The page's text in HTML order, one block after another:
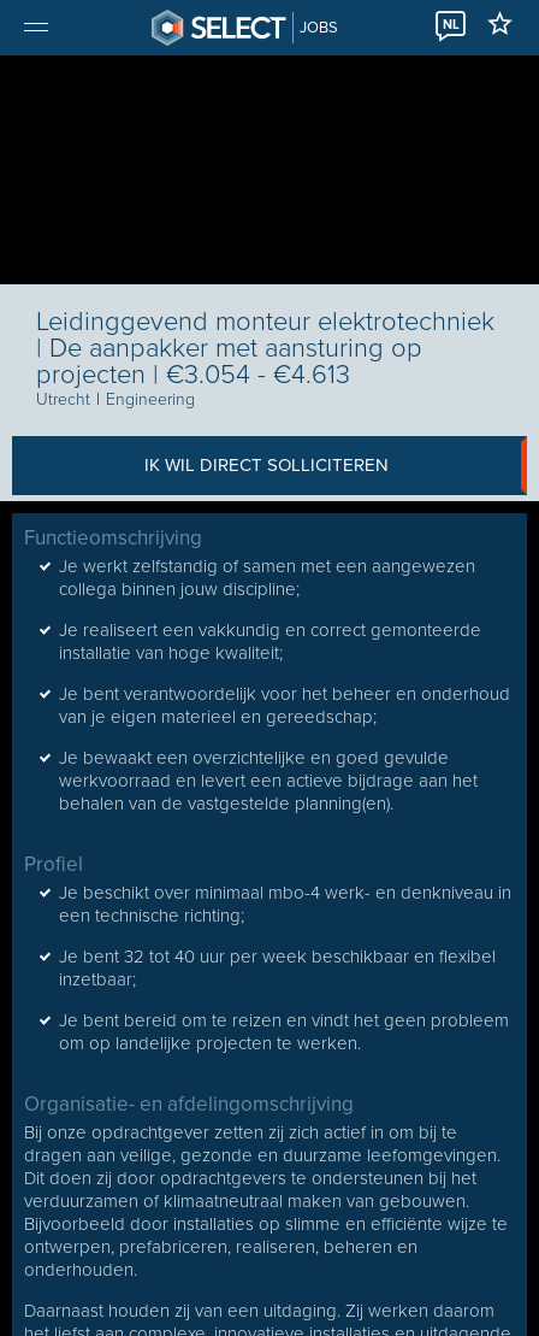
JOBS NL
Leidinggevend monteur elektrotechniek
| De aanpakker met aansturing op
projecten | €3.054 - €4.613
Utrecht I Engineering
IK WIL DIRECT SOLLICITEREN
Functieomschrijving
Je werkt zelfstandig of samen met een aangewezen
collega binnen jouw discipline;
Je realiseert een vakkundig en correct gemonteerde
installatie van hoge kwaliteit;
Je bent verantwoordelijk voor het beheer en onderhoud
van je eigen materieel en gereedschap;
Je bewaakt een overzichtelijke en goed gevulde
werkvoorraad en levert een actieve bijdrage aan het
behalen van de vastgestelde planning(en).
Profiel
Je beschikt over minimaal mbo-4 werk- en denkniveau in
een technische richting;
Je bent 32 tot 40 uur per week beschikbaar en flexibel
inzetbaar;
Je bent bereid om te reizen en vindt het geen probleem
om op landelijke projecten te werken.
Organisatie- en afdelingomschrijving
Bij onze opdrachtgever zetten zij zich actief in om bij te
dragen aan veilige, gezonde en duurzame leefomgevingen.
Dit doen zij door opdrachtgevers te ondersteunen bij het
verduurzamen of klimaatneutraal maken van gebouwen.
Bijvoorbeeld door installaties op slimme en efficiënte wijze te
ontwerpen, prefabriceren, realiseren, beheren en
onderhouden.
Daarnaast houden zij van een uitdaging. Zij werken daarom